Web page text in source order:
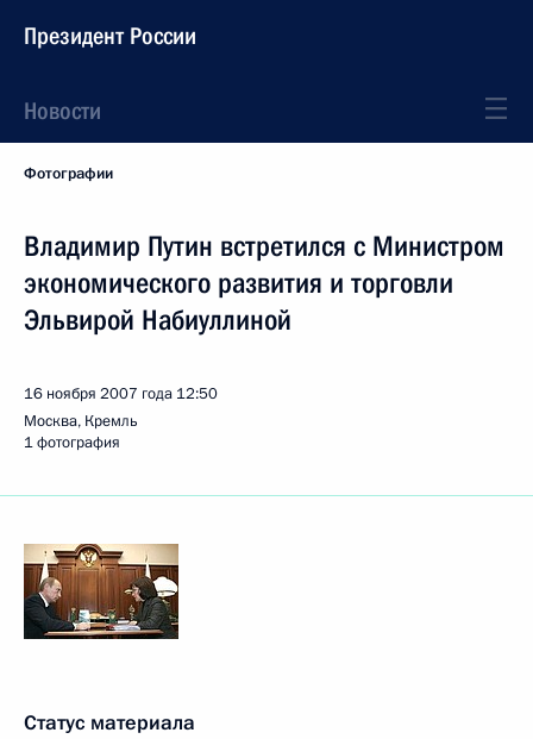
Президент России
Новости
Фотографии
Владимир Путин встретился с Министром
экономического развития и торговли
Эльвирой Набиуллиной
16 ноября 2007 года 12:50
Москва, Кремль
1 фотография
Статус материала